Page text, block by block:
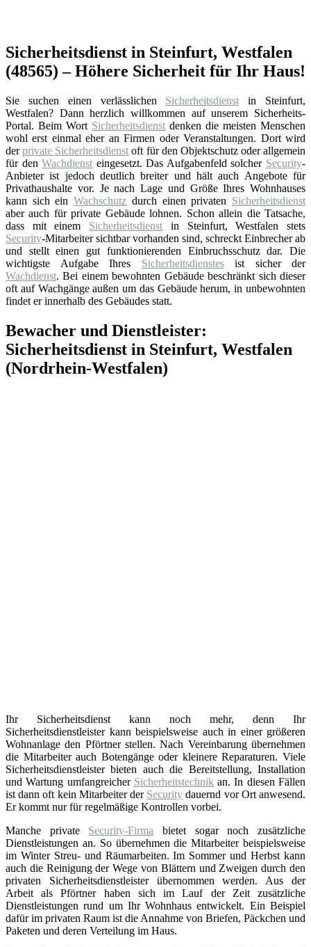
Sicherheitsdienst in Steinfurt, Westfalen
(48565) – Höhere Sicherheit für Ihr Haus!
Sie suchen einen verlässlichen Sicherheitsdienst in Steinfurt,
Westfalen? Dann herzlich willkommen auf unserem Sicherheits-
Portal. Beim Wort Sicherheitsdienst denken die meisten Menschen
wohl erst einmal eher an Firmen oder Veranstaltungen. Dort wird
derprivate Sicherheitsdienst oft für den Objektschutz oder allgemein
für denWachdienst eingesetzt. Das Aufgabenfeld solcher Security-
Anbieter ist jedoch deutlich breiter und hält auch Angebote für
Privathaushalte vor. Je nach Lage und Größe Ihres Wohnhauses
kann sich einWachschutz durch einen privaten Sicherheitsdienst
aber auch für private Gebäude lohnen. Schon allein die Tatsache,
dass mit einem Sicherheitsdienst in Steinfurt, Westfalen stets
Security-Mitarbeiter sichtbar vorhanden sind, schreckt Einbrecher ab
und stellt einen gut funktionierenden Einbruchsschutz dar. Die
wichtigste Aufgabe Ihres Sicherheitsdienstesist sicher der
Wachdienst. Bei einem bewohnten Gebäude beschränkt sich dieser
oft auf Wachgänge außen um das Gebäude herum, in unbewohnten
findet er innerhalb des Gebäudes statt.
Bewacher und Dienstleister:
Sicherheitsdienst in Steinfurt, Westfalen
(Nordrhein-Westfalen)
Ihr Sicherheitsdienst kann noch mehr, denn Ihr
Sicherheitsdienstleister kann beispielsweise auch in einer größeren
Wohnanlage den Pförtner stellen. Nach Vereinbarung übernehmen
die Mitarbeiter auch Botengänge oder kleinere Reparaturen. Viele
Sicherheitsdienstleister bieten auch die Bereitstellung, Installation
und Wartung umfangreicher Sicherheitstechnikan. In diesen Fällen
ist dann oft kein Mitarbeiter der Security dauernd vor Ort anwesend.
Er kommt nur für regelmäßige Kontrollen vorbei.
Manche private Security-Firma bietet sogar noch zusätzliche
Dienstleistungen an. So übernehmen die Mitarbeiter beispielsweise
im Winter Streu- und Räumarbeiten. Im Sommer und Herbst kann
auch die Reinigung der Wege von Blättern und Zweigen durch den
privaten Sicherheitsdienstleister übernommen werden. Aus der
Arbeit als Pförtner haben sich im Lauf der Zeit zusätzliche
Dienstleistungen rund um Ihr Wohnhaus entwickelt. Ein Beispiel
dafür im privaten Raum ist die Annahme von Briefen, Päckchen und
Paketen und deren Verteilung im Haus.